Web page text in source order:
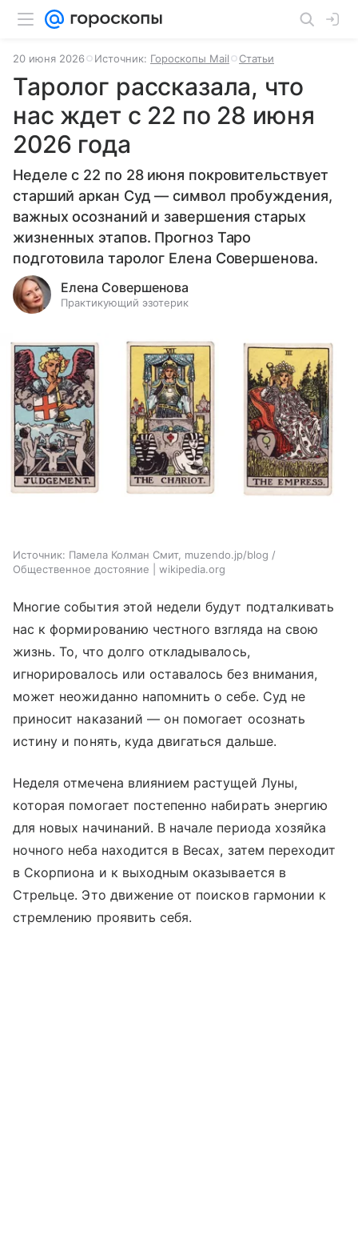
20 июня 2026 Источник: Гороскопы Mail Статьи
Таролог рассказала, что
нас ждет с 22 по 28 июня
2026 года
Неделе с 22 по 28 июня покровительствует
старший аркан Суд — символ пробуждения,
важных осознаний и завершения старых
жизненных этапов. Прогноз Таро
подготовила таролог Елена Совершенова.
Елена Совершенова
Практикующий эзотерик
Источник: Памела Колман Смит, muzendo.jp/blog /
Общественное достояние | wikipedia.org
Многие события этой недели будут подталкивать
нас к формированию честного взгляда на свою
жизнь. То, что долго откладывалось,
игнорировалось или оставалось без внимания,
может неожиданно напомнить о себе. Суд не
приносит наказаний — он помогает осознать
истину и понять, куда двигаться дальше.
Неделя отмечена влиянием растущей Луны,
которая помогает постепенно набирать энергию
для новых начинаний. В начале периода хозяйка
ночного неба находится в Весах, затем переходит
в Скорпиона и к выходным оказывается в
Стрельце. Это движение от поисков гармонии к
стремлению проявить себя.